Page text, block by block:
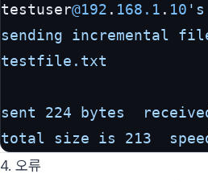
testuser@192 . 168.1 . 10 's
sending incremental
testfile.txt
sent 224 bytes
4. 오류